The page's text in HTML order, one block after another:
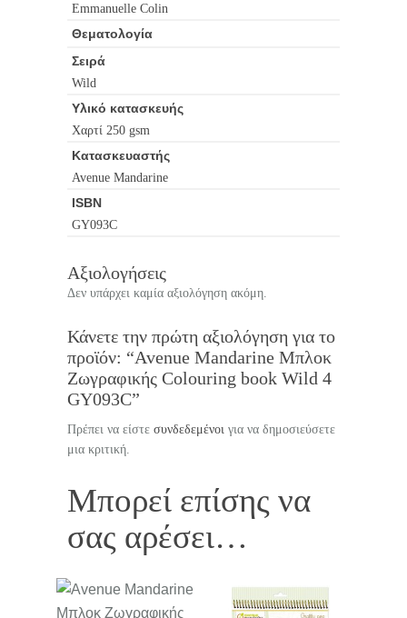
Emmanuelle Colin
Θεματολογία
Σειρά
Wild
Υλικό κατασκευής
Χαρτί 250 gsm
Κατασκευαστής
Avenue Mandarine
ISBN
GY093C
Αξιολογήσεις
Δεν υπάρχει καμία αξιολόγηση ακόμη.
Κάνετε την πρώτη αξιολόγηση για το
προϊόν: “Avenue Mandarine Μπλοκ
Ζωγραφικής Colouring book Wild 4
GY093C”
Πρέπει να είστε συνδεδεμένοι για να δημοσιεύσετε
μια κριτική.
Μπορεί επίσης να
σας αρέσει…